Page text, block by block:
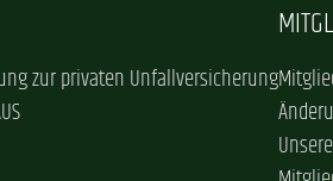
zur privaten Unfallversicherung